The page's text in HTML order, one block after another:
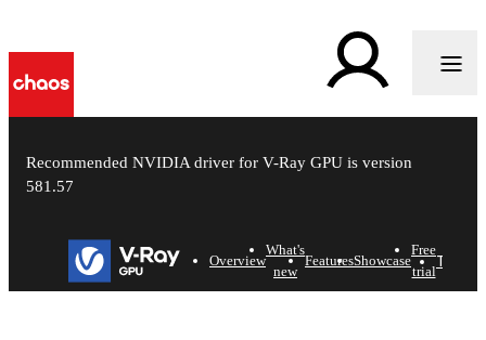
Recommended NVIDIA driver for V-Ray GPU is version
581.57
Overview
What's
new
FeaturesShowcase
Free
trialTry